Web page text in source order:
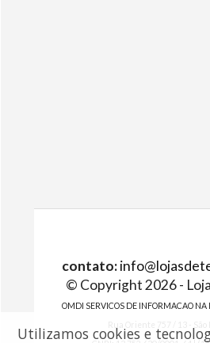
contato:
© Copyright 2026 -
OMDI SERVICOS DE INFORMACAO
Utilizamos cookies e